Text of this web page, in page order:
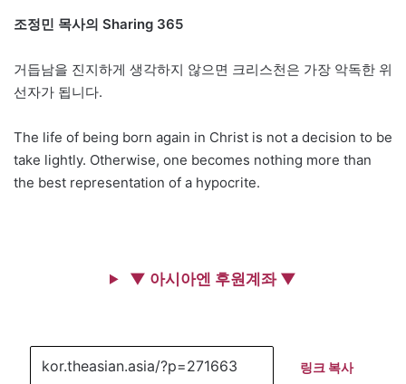
조정민 목사의 Sharing 365
거듭남을 진지하게 생각하지 않으면 크리스천은 가장 악독한 위
선자가 됩니다.
The life of being born again in Christ is not a decision to be
take lightly. Otherwise, one becomes nothing more than
the best representation of a hypocrite.
▼ 아시아엔 후원계좌 ▼
링크 복사